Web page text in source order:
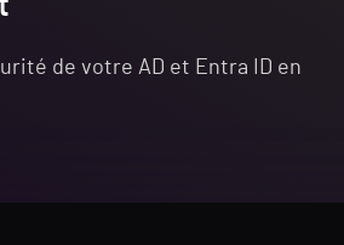
de votre AD et Entra ID en